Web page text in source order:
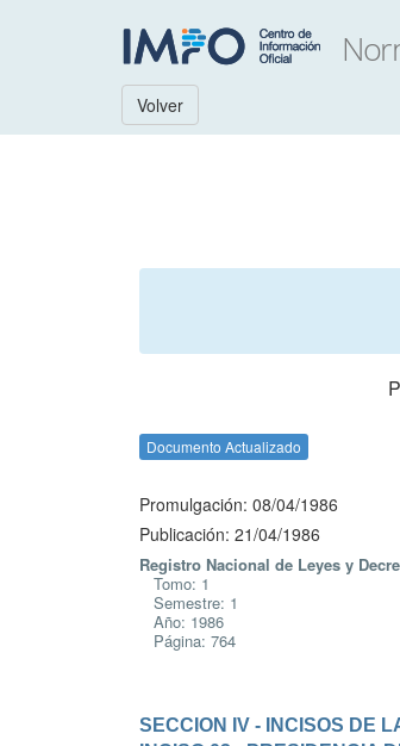
Volver
Documento Actualizado
Promulgación: 08/04/1986
Publicación: 21/04/1986
Registro Nacional de Leyes y
Tomo: 1
Semestre: 1
Año: 1986
Página: 764
SECCION IV - INCISOS DE